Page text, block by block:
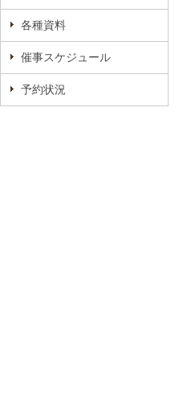
各種資料
催事スケジュール
予約状況